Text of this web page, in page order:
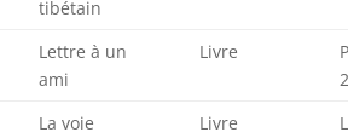
tibétain
Lettre à un
ami
Livre
La voie
Livre